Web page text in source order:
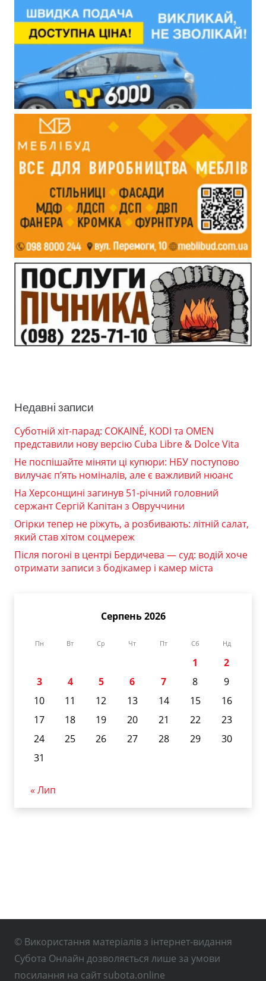
Недавні записи
Суботній хіт-парад: COKAINÉ, KODI та OMEN
представили нову версію Cuba Libre & Dolce Vita
Не поспішайте міняти ці купюри: НБУ поступово
вилучає п’ять номіналів, але є важливий нюанс
На Херсонщині загинув 51-річний головний
сержант Сергій Капітан з Овруччини
Огірки тепер не ріжуть, а розбивають: літній салат,
який став хітом соцмереж
Після погоні в центрі Бердичева — суд: водій хоче
отримати записи з бодікамер і камер міста
Серпень 2026
Пн Вт Ср Чт Пт Сб Нд
1
2
3
4 5 6 7 8
9
10
11 12 13 14 15
16
17
18 19 20 21 22
23
24
25 26 27 28 29
30
31
« Лип
© Використання матеріалів з інтернет-видання
Субота Онлайн дозволяється лише за умови
посилання на сайт subota.online